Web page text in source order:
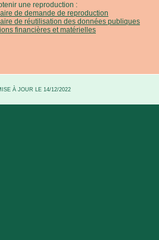
une reproduction :
de demande de reproduction
de réutilisation des données publiques
financières et matérielles
À JOUR LE 14/12/2022